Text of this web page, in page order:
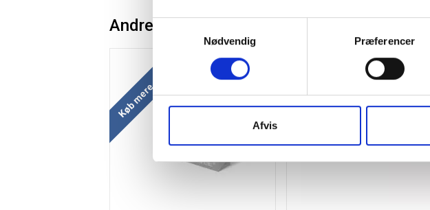
Samtykkevalg
Nødvendig
Præferencer
Afvis
Andre kunder købte også
Køb mere og spar